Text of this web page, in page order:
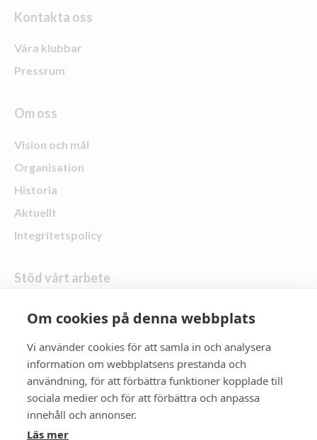
Kontakta oss
Våra klubbar
Pressrum
Om oss
Vision och mål
Organisation
Historia
Aktuellt
Integritetspolicy
Stöd vårt arbete
Skänk en gåva
Följ oss
Zonta Distrikt 21
Zonta International
Om cookies på denna webbplats
Vi använder cookies för att samla in och analysera
information om webbplatsens prestanda och
användning, för att förbättra funktioner kopplade till
sociala medier och för att förbättra och anpassa
innehåll och annonser.
Läs mer